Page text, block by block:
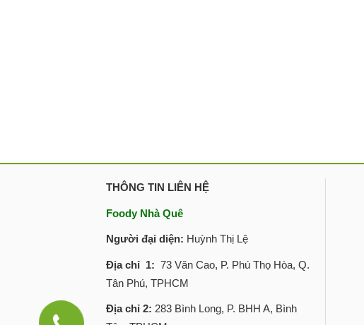
THÔNG TIN LIÊN HỆ
Foody Nhà Quê
Người đại diện: Huỳnh Thị Lệ
Địa chỉ 1: 73 Văn Cao, P. Phú Thọ Hòa, Q.
Tân Phú, TPHCM
Địa chỉ 2: 283 Bình Long, P. BHH A, Bình